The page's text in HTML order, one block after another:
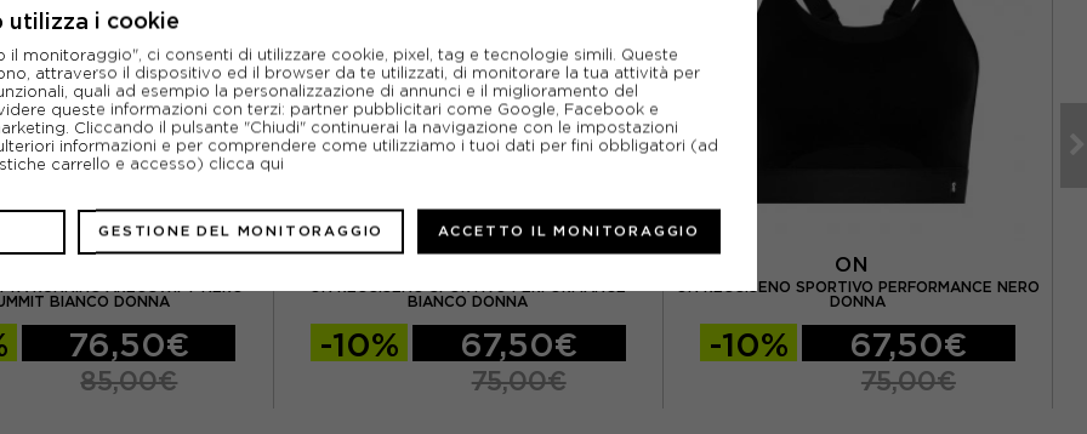
BIANCO DONNA
76,50€
85,00€
BIANCO DONNA
-10% 67,50€
75,00€
ON
ON REGGISENO SPORTIVO PERFORMANCE NERO
DONNA
-10% 67,50€
75,00€
utilizza i cookie
il monitoraggio", ci consenti di utilizzare cookie, pixel, tag e tecnologie simili. Queste
attraverso il dispositivo ed il browser da te utilizzati, di monitorare la tua attività per
quali ad esempio la personalizzazione di annunci e il miglioramento del
queste informazioni con terzi: partner pubblicitari come Google, Facebook e
Cliccando il pulsante "Chiudi" continuerai la navigazione con le impostazioni
informazioni e per comprendere come utilizziamo i tuoi dati per fini obbligatori (ad
carrello e accesso) clicca qui
GESTIONE DEL MONITORAGGIO ACCETTO IL MONITORAGGIO